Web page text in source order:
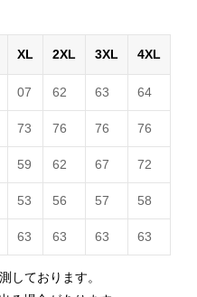
XL 2XL 3XL 4XL
07 62 63 64
73 76 76 76
59 62 67 72
53 56 57 58
63 63 63 63
しております。